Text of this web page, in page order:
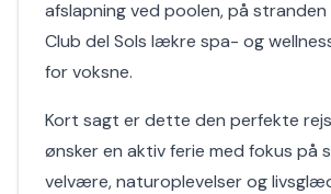
afslapning ved poolen, på stranden
Club del Sols lækre spa- og
for voksne.
Kort sagt er dette den perfekte
ønsker en aktiv ferie med fokus på
velvære, naturoplevelser og